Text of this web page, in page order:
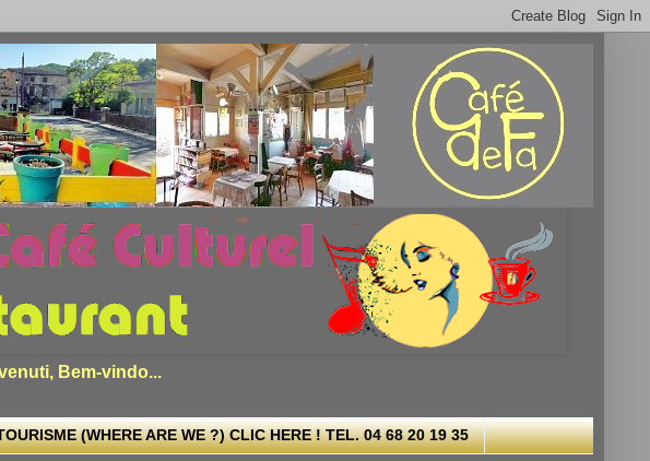
Bem-vindo...
(WHERE ARE WE ?) CLIC HERE ! TEL. 04 68 20 19 35